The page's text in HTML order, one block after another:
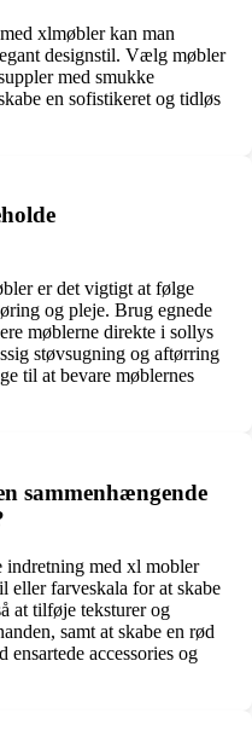
xlmøbler kan man
designstil. Vælg møbler
med smukke
en sofistikeret og tidløs
er det vigtigt at følge
og pleje. Brug egnede
møblerne direkte i sollys
støvsugning og aftørring
til at bevare møblernes
sammenhængende
indretning med xl mobler
eller farveskala for at skabe
at tilføje teksturer og
samt at skabe en rød
ensartede accessories og